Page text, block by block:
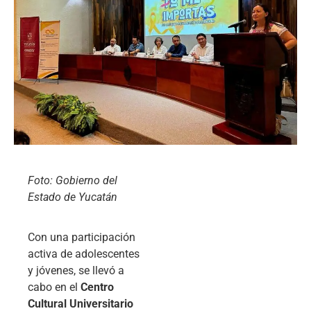
Foto: Gobierno del
Estado de Yucatán
Con una participación
activa de adolescentes
y jóvenes, se llevó a
cabo en el Centro
Cultural Universitario